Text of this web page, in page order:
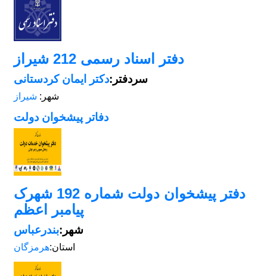
دفتر اسناد رسمی 212 شیراز
سردفتر:دکتر ایمان کردستانی
شهر: شیراز
دفاتر پیشخوان دولت
دفتر پیشخوان دولت شماره 192 شهرک
پیامبر اعظم
شهر:بندرعباس
استان:هرمزگان